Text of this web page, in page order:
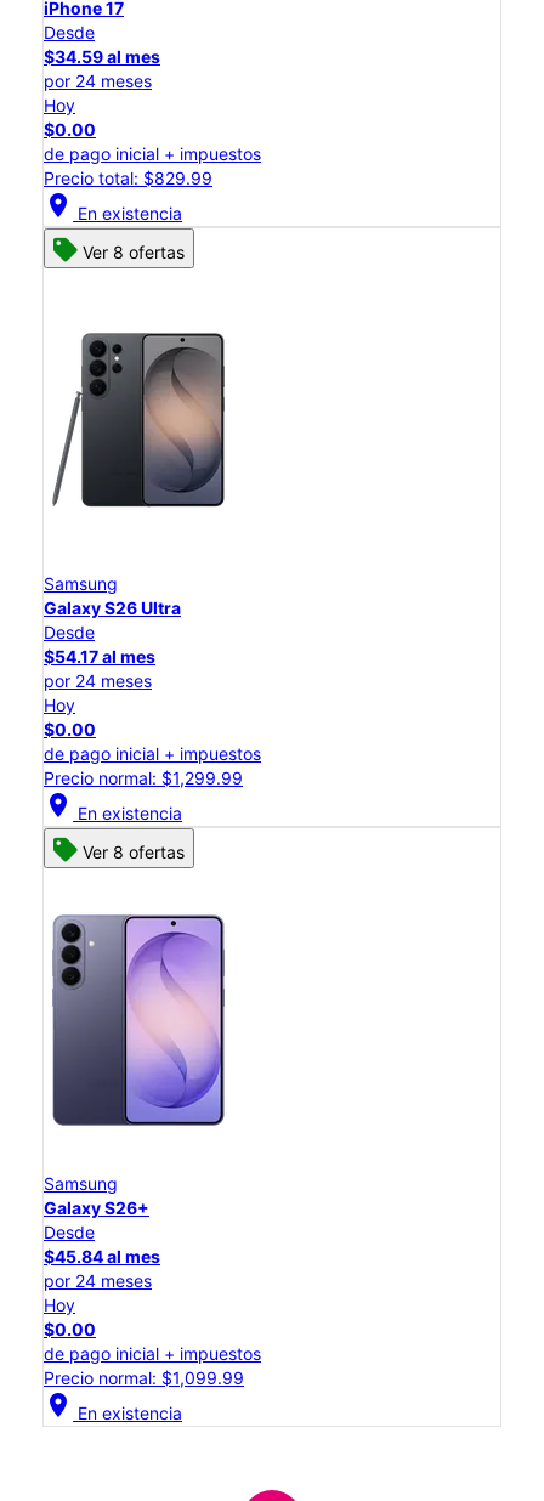
iPhone 17
Desde
$34.59 al mes
por 24 meses
Hoy
$0.00
de pago inicial + impuestos
Precio total: $829.99
location_on En existencia
Ver 8 ofertas
Samsung
Galaxy S26 Ultra
Desde
$54.17 al mes
por 24 meses
Hoy
$0.00
de pago inicial + impuestos
Precio normal: $1,299.99
location_on En existencia
Ver 8 ofertas
Samsung
Galaxy S26+
Desde
$45.84 al mes
por 24 meses
Hoy
$0.00
de pago inicial + impuestos
Precio normal: $1,099.99
location_on En existencia